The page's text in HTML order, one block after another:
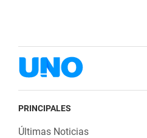
PRINCIPALES
Últimas Noticias